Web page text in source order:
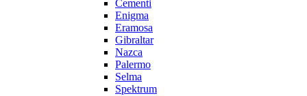
Cementi
Enigma
Eramosa
Gibraltar
Nazca
Palermo
Selma
Spektrum